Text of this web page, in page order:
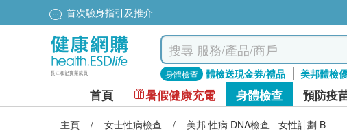
首次驗身指引及推介
身體檢查 體檢送現金券/禮品 美邦體檢
首頁 暑假健康充電 身體檢查 預防疫
主頁 / 女士性病檢查 / 美邦 性病 DNA檢查 - 女性計劃 B